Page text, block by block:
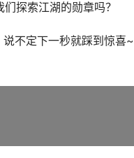
探索江湖的勋章吗？
不定下一秒就踩到惊喜~